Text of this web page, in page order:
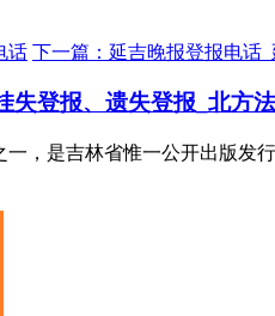
话 下一篇：延吉晚报登报电话
失登报、遗失登报_北方
一，是吉林省惟一公开出版